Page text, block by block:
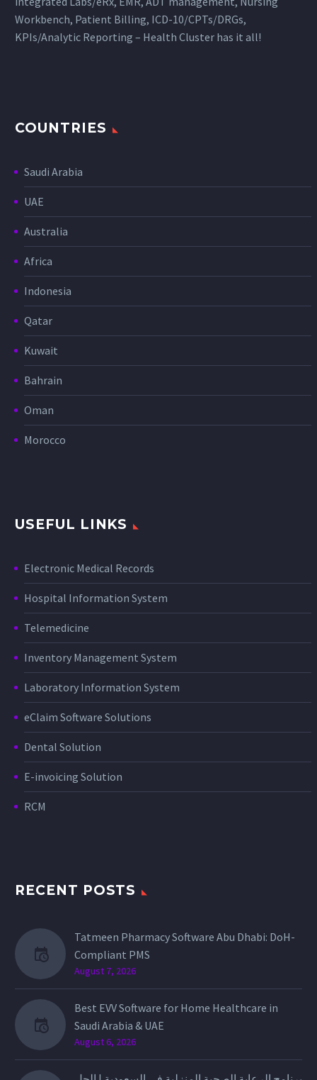
Workbench, Patient Billing, ICD-10/CPTs/DRGs,
KPIs/Analytic Reporting – Health Cluster has it all!
COUNTRIES
Saudi Arabia
UAE
Australia
Africa
Indonesia
Qatar
Kuwait
Bahrain
Oman
Morocco
USEFUL LINKS
Electronic Medical Records
Hospital Information System
Telemedicine
Inventory Management System
Laboratory Information System
eClaim Software Solutions
Dental Solution
E-invoicing Solution
RCM
RECENT POSTS
Tatmeen Pharmacy Software Abu Dhabi: DoH-
Compliant PMS
August 7, 2026
Best EVV Software for Home Healthcare in
Saudi Arabia & UAE
August 6, 2026